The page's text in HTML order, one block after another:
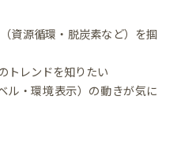
資源循環・脱炭素など）を掴
トレンドを知りたい
ル・環境表示）の動きが気に